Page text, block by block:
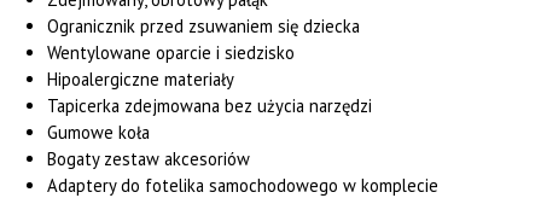
Ogranicznik przed zsuwaniem się dziecka
Wentylowane oparcie i siedzisko
Hipoalergiczne materiały
Tapicerka zdejmowana bez użycia narzędzi
Gumowe koła
Bogaty zestaw akcesoriów
Adaptery do fotelika samochodowego w komplecie